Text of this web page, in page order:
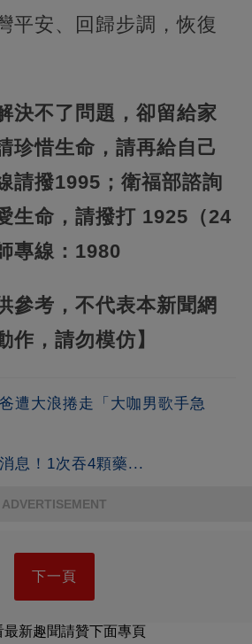
平安、回歸步調，恢復
決不了問題，卻留給家
珍惜生命，請再給自己
請撥1995；衛福部諮詢
生命，請撥打 1925（24
專線：1980
參考，不代表本新聞網
作，請勿模仿】
遭大浪捲走「大咖男歌手急
息！1次吞4顆藥...
ADVERTISEMENT
下一頁
最新趣聞請贊下面專頁